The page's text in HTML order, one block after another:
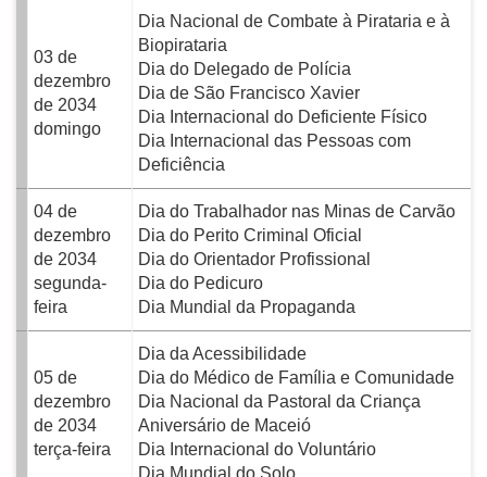
03 de
dezembro
de 2034
domingo
Dia Nacional de Combate à Pirataria e à
Biopirataria
Dia do Delegado de Polícia
Dia de São Francisco Xavier
Dia Internacional do Deficiente Físico
Dia Internacional das Pessoas com
Deficiência
04 de
dezembro
de 2034
segunda-
feira
Dia do Trabalhador nas Minas de Carvão
Dia do Perito Criminal Oficial
Dia do Orientador Profissional
Dia do Pedicuro
Dia Mundial da Propaganda
05 de
dezembro
de 2034
terça-feira
Dia da Acessibilidade
Dia do Médico de Família e Comunidade
Dia Nacional da Pastoral da Criança
Aniversário de Maceió
Dia Internacional do Voluntário
Dia Mundial do Solo